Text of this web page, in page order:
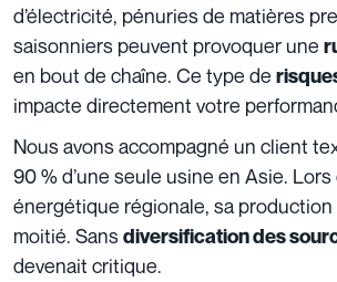
d’électricité, pénuries de matières
saisonniers peuvent provoquer une
en bout de chaîne. Ce type de
impacte directement votre
Nous avons accompagné un client
90 % d’une seule usine en Asie.
énergétique régionale, sa production
moitié. Sansdiversification des
devenait critique.